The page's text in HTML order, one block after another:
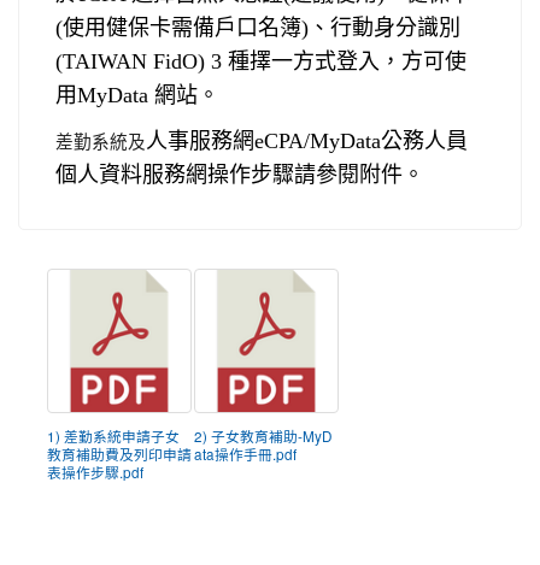
(使用健保卡需備戶口名簿) 、行動身分識別
(TAIWAN FidO) 3 種擇一方式登入，方可使
用MyData 網站。
差勤系統及人事服務網eCPA/MyData公務人員
個人資料服務網操作步驟請參閱附件。
1) 差勤系統申請子女
教育補助費及列印申請
表操作步驟.pdf
2) 子女教育補助-MyD
ata操作手冊.pdf